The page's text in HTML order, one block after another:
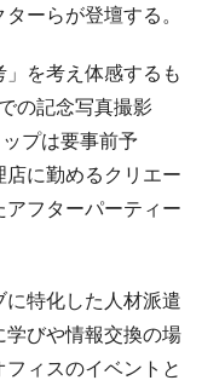
ーらが登壇する。
を考え体感するも
の記念写真撮影
プは要事前予
に勤めるクリエー
フターパーティー
特化した人材派遣
びや情報交換の場
ィスのイベントと